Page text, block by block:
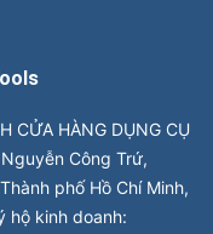
CỬA HÀNG DỤNG CỤ
Công Trứ,
phố Hồ Chí Minh,
hộ kinh doanh: